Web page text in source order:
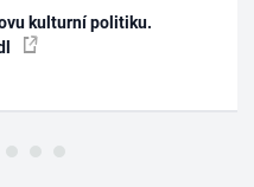
kulturní politiku.